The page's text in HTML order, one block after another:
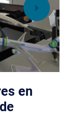
en